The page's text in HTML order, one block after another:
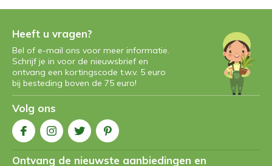
Heeft u vragen?
Bel of e-mail ons voor meer informatie.
Schrijf je in voor de nieuwsbrief en
ontvang een kortingscode t.w.v. 5 euro
bij besteding boven de 75 euro!
Volg ons
Ontvang de nieuwste aanbiedingen en